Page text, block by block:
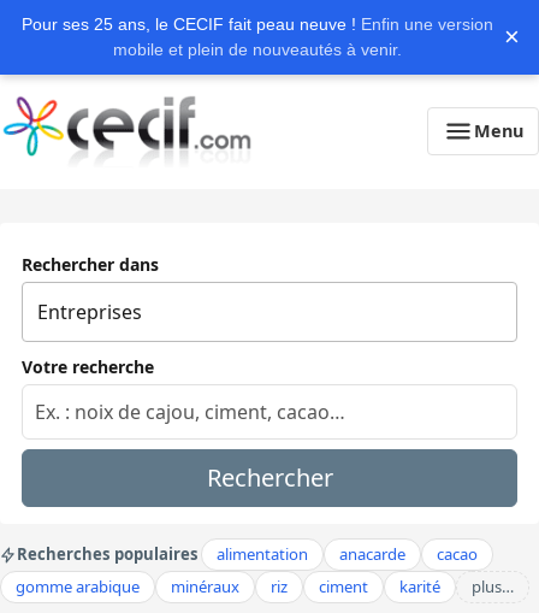
Pour ses 25 ans, le CECIF fait peau neuve ! Enfin une version
mobile et plein de nouveautés à venir.
×
Menu
Rechercher dans
Votre recherche
Rechercher
Recherches populaires alimentation anacarde
cacao
gomme arabique
minéraux riz ciment karité plus…